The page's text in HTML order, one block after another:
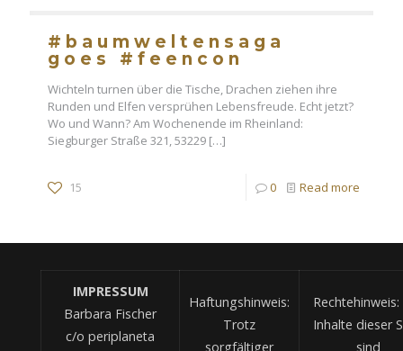
#baumweltensaga
goes #feencon
Wichteln turnen über die Tische, Drachen ziehen ihre
Runden und Elfen versprühen Lebensfreude. Echt jetzt?
Wo und Wann? Am Wochenende im Rheinland:
Siegburger Straße 321, 53229 […]
15 0 Read more
IMPRESSUM
Barbara Fischer
c/o periplaneta
Haftungshinweis:
Trotz
sorgfältiger
Rechtehinweis:
Inhalte dieser
sind